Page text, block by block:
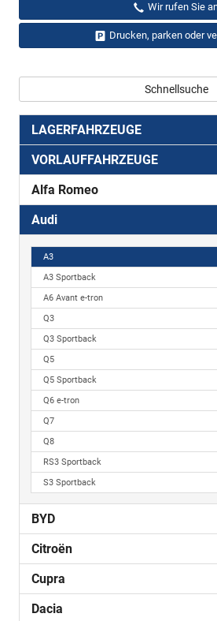
Wir rufen Sie
Drucken, parken oder
Schnellsuche
LAGERFAHRZEUGE
VORLAUFFAHRZEUGE
Alfa Romeo
Audi
A3
A3 Sportback
A6 Avant e-tron
Q3
Q3 Sportback
Q5
Q5 Sportback
Q6 e-tron
Q7
Q8
RS3 Sportback
S3 Sportback
BYD
Citroën
Cupra
Dacia